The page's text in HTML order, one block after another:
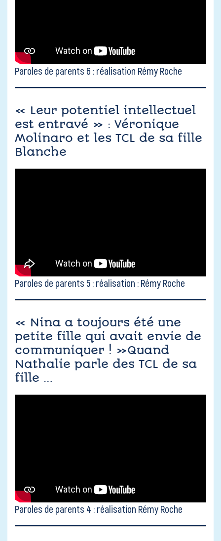
Paroles de parents 6 : réalisation Rémy Roche
« Leur potentiel intellectuel
est entravé » : Véronique
Molinaro et les TCL de sa fille
Blanche
Paroles de parents 5 : réalisation : Rémy Roche
« Nina a toujours été une
petite fille qui avait envie de
communiquer ! »Quand
Nathalie parle des TCL de sa
fille …
Paroles de parents 4 : réalisation Rémy Roche